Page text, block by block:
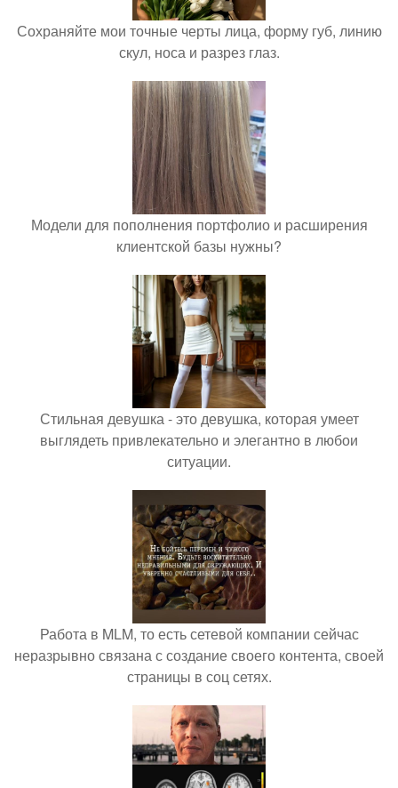
Сохраняйте мои точные черты лица, форму губ, линию
скул, носа и разрез глаз.
Модели для пополнения портфолио и расширения
клиентской базы нужны?
Стильная девушка - это девушка, которая умеет
выглядеть привлекательно и элегантно в любои
ситуации.
Работа в MLM, то есть сетевой компании сейчас
неразрывно связана с создание своего контента, своей
страницы в соц сетях.